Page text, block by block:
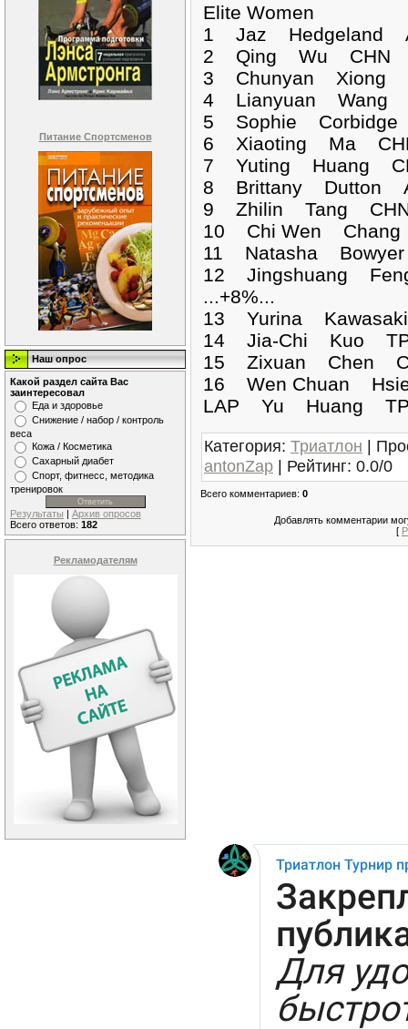
Питание Спортсменов
Наш опрос
Какой раздел сайта Вас
заинтересовал
Еда и здоровье
Снижение / набор / контроль
веса
Кожа / Косметика
Сахарный диабет
Спорт, фитнесс, методика
тренировок
Результаты | Архив опросов
Всего ответов: 182
Рекламодателям
Elite Women
1 Jaz Hedgeland
2 Qing Wu CHN
3 Chunyan Xiong
4 Lianyuan Wang
5 Sophie
6 Xiaoting Ma
7 Yuting Huang
8 Brittany Dutton
9 Zhilin Tang
10 Chi Wen
11 Natasha
12 Jingshuang
...+8%...
13 Yurina
14 Jia-Chi Kuo
15 Zixuan Chen
16 Wen Chuan
LAP Yu Huang
Категория: Триатлон |
antonZap | Рейтинг: 0.0/0
Всего комментариев: 0
Добавлять комментарии
[